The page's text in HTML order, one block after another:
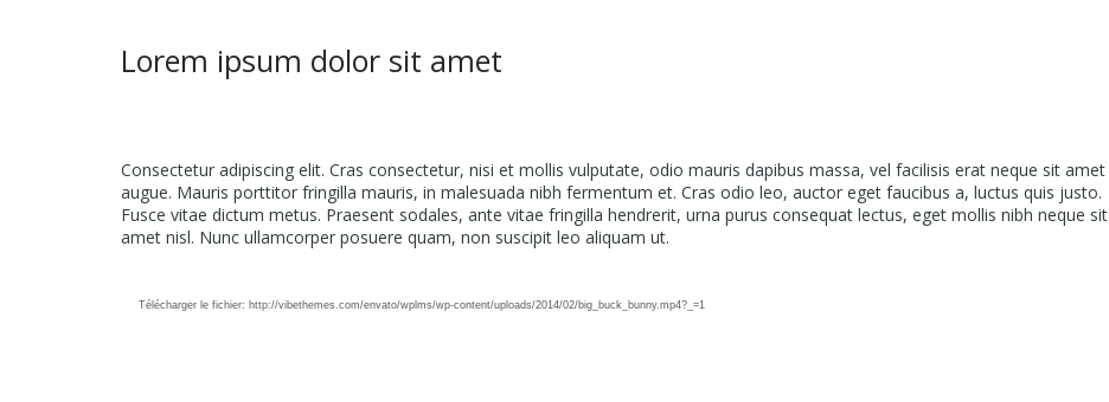
Lorem ipsum dolor sit amet
Consectetur adipiscing elit. Cras consectetur, nisi et mollis vulputate, odio mauris dapibus massa, vel facilisis erat neque sit amet
augue. Mauris porttitor fringilla mauris, in malesuada nibh fermentum et. Cras odio leo, auctor eget faucibus a, luctus quis justo.
Fusce vitae dictum metus. Praesent sodales, ante vitae fringilla hendrerit, urna purus consequat lectus, eget mollis nibh neque sit
amet nisl. Nunc ullamcorper posuere quam, non suscipit leo aliquam ut.
Télécharger le fichier: http://vibethemes.com/envato/wplms/wp-content/uploads/2014/02/big_buck_bunny.mp4?_=1